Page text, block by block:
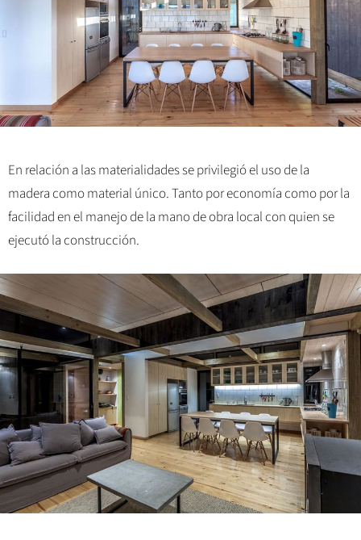
En relación a las materialidades se privilegió el uso de la
madera como material único. Tanto por economía como por la
facilidad en el manejo de la mano de obra local con quien se
ejecutó la construcción.